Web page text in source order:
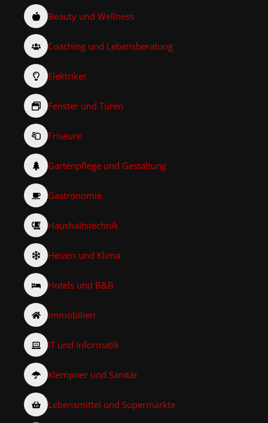
Beauty und Wellness
Coaching und Lebensberatung
Elektriker
Fenster und Türen
Friseure
Gartenpflege und Gestaltung
Gastronomie
Haushaltstechnik
Heizen und Klima
Hotels und B&B
Immobilien
IT und Informatik
Klempner und Sanitär
Lebensmittel und Supermärkte